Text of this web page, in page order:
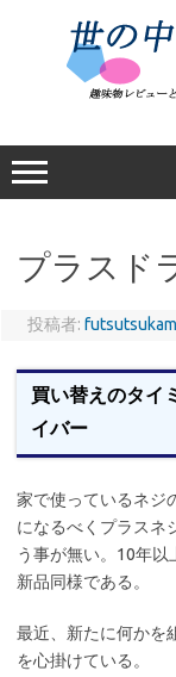
プ
プラスド
投稿者:
買い替えのタイ
イバー
家で使っているネジ
になるべくプラスネ
う事が無い。10年以
新品同様である。
最近、新たに何かを
を心掛けている。